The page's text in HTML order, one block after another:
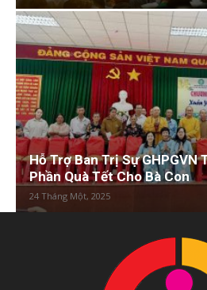
Hỗ Trợ Ban Trị Sự GHPGVN
Phần Quà Tết Cho Bà Con
24 Tháng Một, 2025